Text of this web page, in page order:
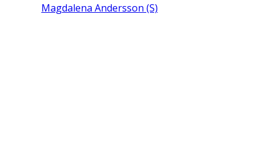
Magdalena Andersson (S)